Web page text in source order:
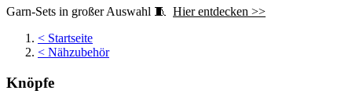
Garn-Sets in großer Auswahl 🧵 Hier entdecken >>
< Startseite
< Nähzubehör
Knöpfe